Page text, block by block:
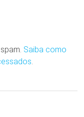
Saiba como
.